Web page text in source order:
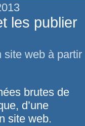
les publier
site web à partir
brutes de
d’une
site web.